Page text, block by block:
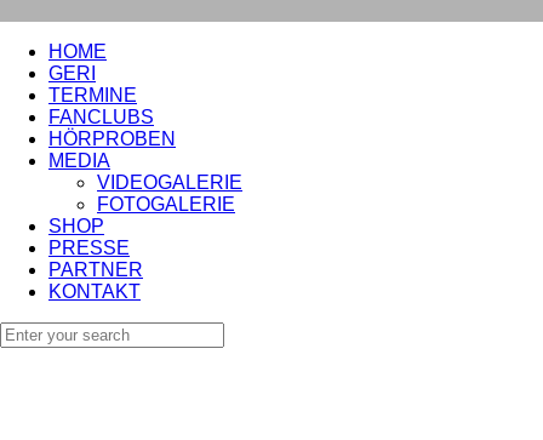
HOME
GERI
TERMINE
FANCLUBS
HÖRPROBEN
MEDIA
VIDEOGALERIE
FOTOGALERIE
SHOP
PRESSE
PARTNER
KONTAKT